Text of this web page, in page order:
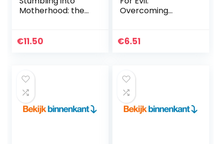
Motherhood: the
memoir of
€11.50
Overcoming
The Uniqueness of
€6.51